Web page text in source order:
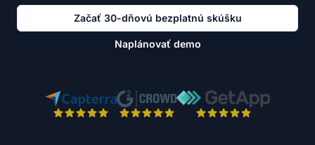
Začať 30-dňovú bezplatnú skúšku
Naplánovať demo